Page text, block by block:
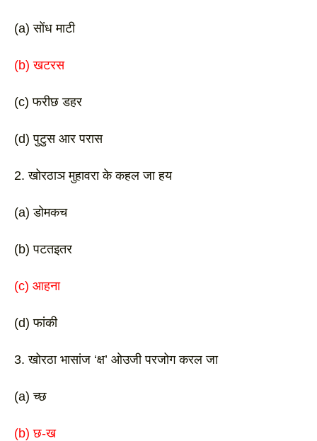
(a) सोंध माटी
(b) खटरस
(c) फरीछ डहर
(d) पुटुस आर परास
2. खोरठाञ मुहावरा के कहल जा हय
(a) डोमकच
(b) पटतइतर
(c) आहना
(d) फांकी
3. खोरठा भासांज ‘क्ष’ ओउजी परजोग करल जा
(a) च्छ
(b) छ-ख